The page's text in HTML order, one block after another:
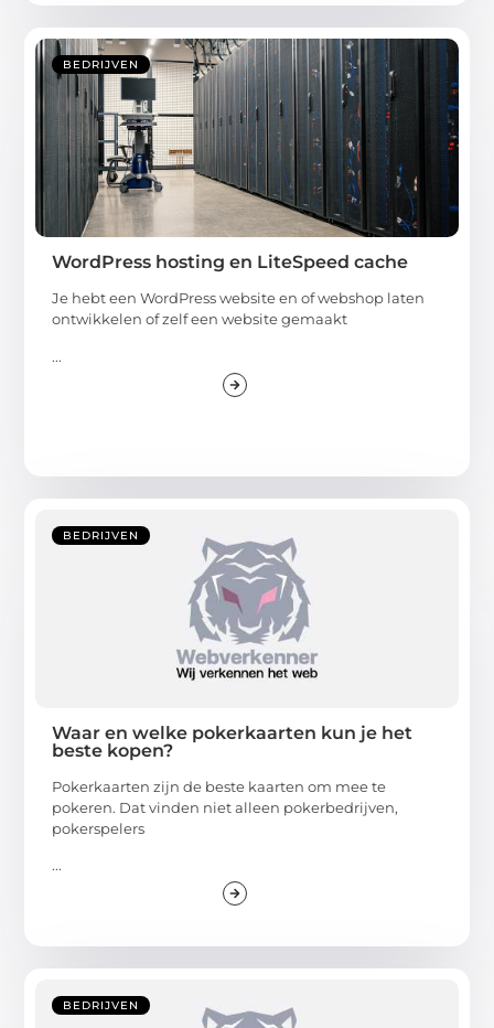
BEDRIJVEN
WordPress hosting en LiteSpeed cache
Je hebt een WordPress website en of webshop laten
ontwikkelen of zelf een website gemaakt
...
BEDRIJVEN
Waar en welke pokerkaarten kun je het
beste kopen?
Pokerkaarten zijn de beste kaarten om mee te
pokeren. Dat vinden niet alleen pokerbedrijven,
pokerspelers
...
BEDRIJVEN